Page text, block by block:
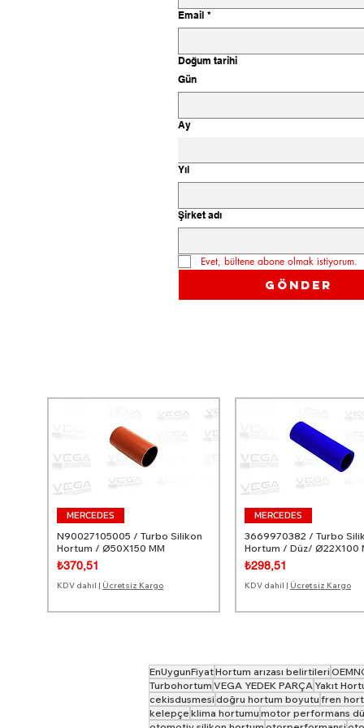
Ø35
Ø38
Ø40
Ø40/50
Ø42
Ø45/60
Email *
Doğum tarihi
Gün
Ay
Yıl
Şirket adı
Evet, bültene abone olmak istiyorum.
Gönder
MERCEDES
N90027105005 / Turbo Silikon
Hortum / Ø50X150 MM
Fiyat
₺370,51
KDV dahil | Ücretsiz Kargo
MERCEDES
3669970382 / Turbo
Hortum / Düz/ Ø22X100
Fiyat
₺298,51
KDV dahil | Ücretsiz Kargo
EnUygunFiyatHortum arızası belirtileri
Turbohortum VEGA YEDEK PARÇA Yakıt
cekisdusmesi doğru hortum boyutu fren
kelepçe klima hortumu motor performans